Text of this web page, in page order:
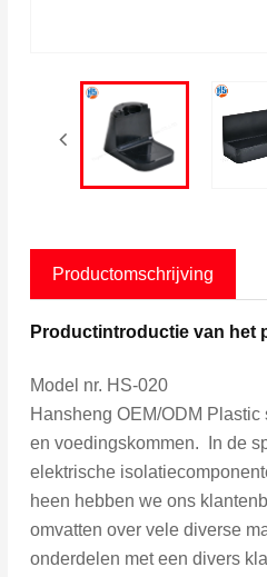
Productomschrijving
Productintroductie van het
Model nr. HS-020
Hansheng OEM/ODM
en voedingskommen. In de
elektrische
heen hebben we ons
omvatten over vele diverse
onderdelen met een divers